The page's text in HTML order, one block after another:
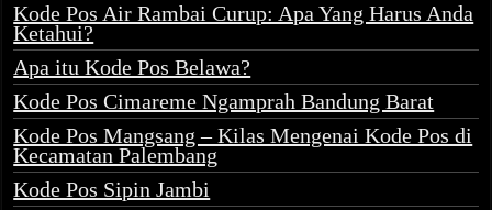
Kode Pos Air Rambai Curup: Apa Yang Harus Anda
Ketahui?
Apa itu Kode Pos Belawa?
Kode Pos Cimareme Ngamprah Bandung Barat
Kode Pos Mangsang – Kilas Mengenai Kode Pos di
Kecamatan Palembang
Kode Pos Sipin Jambi